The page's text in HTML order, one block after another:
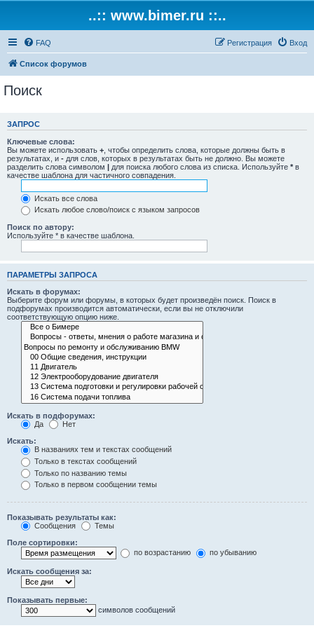
..:: www.bimer.ru ::..
FAQ Вход
Регистрация
Список форумов
Поиск
ЗАПРОС
Ключевые слова:
Вы можете использовать + , чтобы определить слова, которые должны быть в
результатах, и - для слов, которых в результатах быть не должно. Вы можете
разделить слова символом | для поиска любого слова из списка. Используйте * в
качестве шаблона для частичного совпадения.
Искать все слова
Искать любое слово/поиск с языком запросов
Поиск по автору:
Используйте * в качестве шаблона.
ПАРАМЕТРЫ ЗАПРОСА
Искать в форумах:
Выберите форум или форумы, в которых будет произведён поиск. Поиск в
подфорумах производится автоматически, если вы не отключили
соответствующую опцию ниже.
Искать в подфорумах:
Да
Нет
Искать:
В названиях тем и текстах сообщений
Только в текстах сообщений
Только по названию темы
Только в первом сообщении темы
Показывать результаты как:
Сообщения
Темы
Поле сортировки:
по возрастанию
по убыванию
Искать сообщения за:
Показывать первые:
символов сообщений